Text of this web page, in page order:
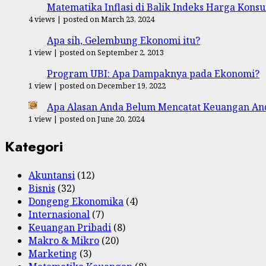
Matematika Inflasi di Balik Indeks Harga
4 views | posted on March 23, 2024
Apa sih, Gelembung Ekonomi itu?
1 view | posted on September 2, 2013
Program UBI: Apa Dampaknya pada Ekonomi?
1 view | posted on December 19, 2022
Apa Alasan Anda Belum Mencatat Keuangan
1 view | posted on June 20, 2024
Kategori
Akuntansi (12)
Bisnis (32)
Dongeng Ekonomika (4)
Internasional (7)
Keuangan Pribadi (8)
Makro & Mikro (20)
Marketing (3)